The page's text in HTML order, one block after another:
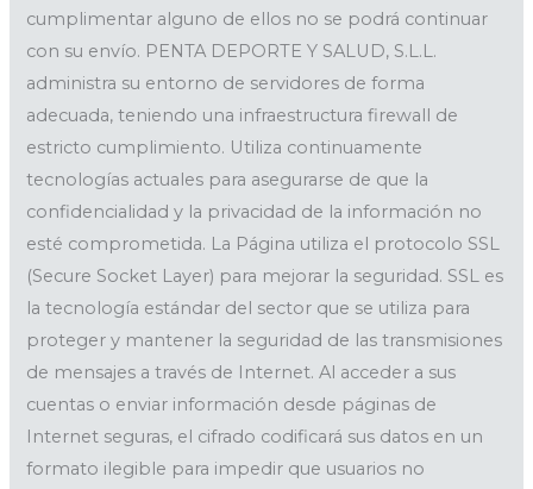
cumplimentar alguno de ellos no se podrá continuar
con su envío. PENTA DEPORTE Y SALUD, S.L.L.
administra su entorno de servidores de forma
adecuada, teniendo una infraestructura firewall de
estricto cumplimiento. Utiliza continuamente
tecnologías actuales para asegurarse de que la
confidencialidad y la privacidad de la información no
esté comprometida. La Página utiliza el protocolo SSL
(Secure Socket Layer) para mejorar la seguridad. SSL es
la tecnología estándar del sector que se utiliza para
proteger y mantener la seguridad de las transmisiones
de mensajes a través de Internet. Al acceder a sus
cuentas o enviar información desde páginas de
Internet seguras, el cifrado codificará sus datos en un
formato ilegible para impedir que usuarios no